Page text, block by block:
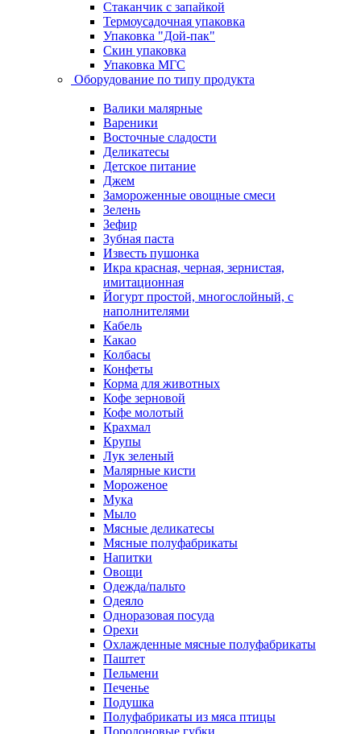
Стаканчик с запайкой
Термоусадочная упаковка
Упаковка "Дой-пак"
Скин упаковка
Упаковка МГС
Оборудование по типу продукта
Валики малярные
Вареники
Восточные сладости
Деликатесы
Детское питание
Джем
Замороженные овощные смеси
Зелень
Зефир
Зубная паста
Известь пушонка
Икра красная, черная, зернистая,
имитационная
Йогурт простой, многослойный, с
наполнителями
Кабель
Какао
Колбасы
Конфеты
Корма для животных
Кофе зерновой
Кофе молотый
Крахмал
Крупы
Лук зеленый
Малярные кисти
Мороженое
Мука
Мыло
Мясные деликатесы
Мясные полуфабрикаты
Напитки
Овощи
Одежда/пальто
Одеяло
Одноразовая посуда
Орехи
Охлажденные мясные полуфабрикаты
Паштет
Пельмени
Печенье
Подушка
Полуфабрикаты из мяса птицы
Поролоновые губки